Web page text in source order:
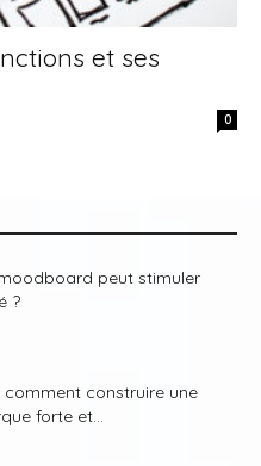
et ses
0
peut stimuler
?
comment construire une
forte et...